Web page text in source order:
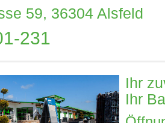
59, 36304 Alsfeld
231
Ihr
Ihr